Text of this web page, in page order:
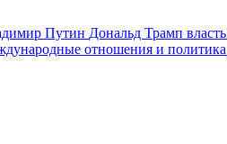
Путин Дональд Трамп власть
отношения и политика